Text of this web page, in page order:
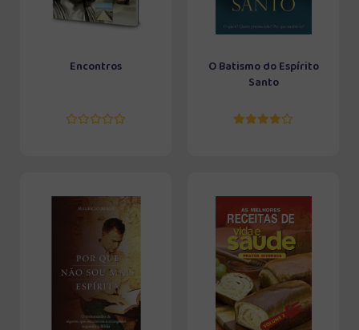
Encontros
O Batismo do Espírito
Santo